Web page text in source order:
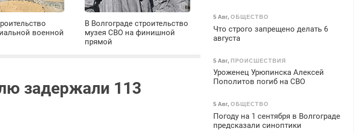
военной
В Волгограде строительство
музея СВО на финишной
прямой
задержали 113
5 Авг, ОБЩЕСТВО
Что строго запрещено делать 6
августа
5 Авг, ПРОИСШЕСТВИЯ
Уроженец Урюпинска Алексей
Пополитов погиб на СВО
5 Авг, ОБЩЕСТВО
Погоду на 1 сентября в Волгограде
предсказали синоптики